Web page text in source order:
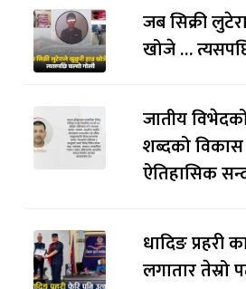
जब सिक्री
खोजे …
जातीय विभेदको
शब्दको
ऐतिहासिक
धादिङ प्रहरी
लगातार तेस्रो